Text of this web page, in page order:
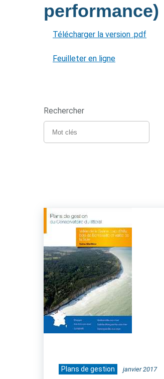
performance)
Télécharger la version .pdf
Feuilleter en ligne
Rechercher
Plans de gestion janvier 2017